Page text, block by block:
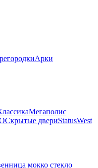
Арки
Мегаполис
Скрытые двериStatusWest